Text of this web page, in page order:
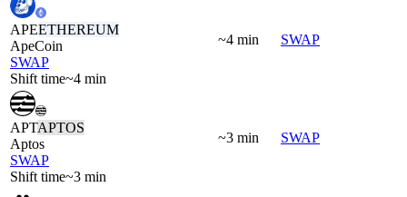
APEETHEREUM
ApeCoin
SWAP
Shift time~4 min
~4 min SWAP
APTAPTOS
Aptos
SWAP
Shift time~3 min
~3 min SWAP